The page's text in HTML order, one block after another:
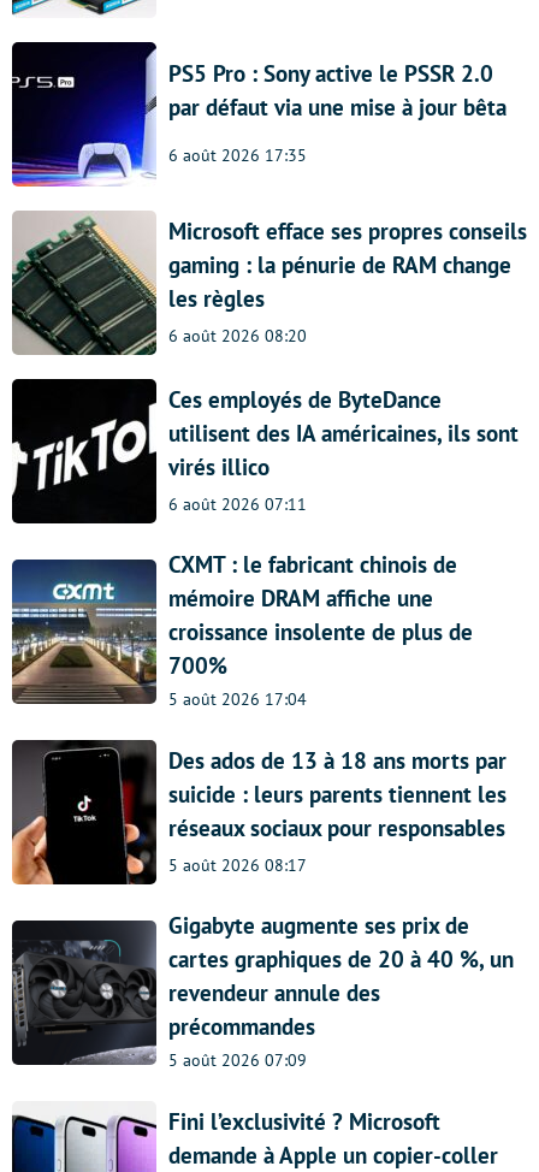
PS5 Pro : Sony active le PSSR 2.0
par défaut via une mise à jour bêta
6 août 2026 17:35
Microsoft efface ses propres conseils
gaming : la pénurie de RAM change
les règles
6 août 2026 08:20
Ces employés de ByteDance
utilisent des IA américaines, ils sont
virés illico
6 août 2026 07:11
CXMT : le fabricant chinois de
mémoire DRAM affiche une
croissance insolente de plus de
700%
5 août 2026 17:04
Des ados de 13 à 18 ans morts par
suicide : leurs parents tiennent les
réseaux sociaux pour responsables
5 août 2026 08:17
Gigabyte augmente ses prix de
cartes graphiques de 20 à 40 %, un
revendeur annule des
précommandes
5 août 2026 07:09
Fini l’exclusivité ? Microsoft
demande à Apple un copier-coller